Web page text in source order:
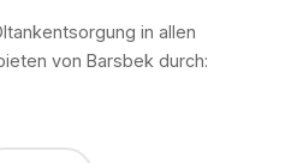
in allen
von Barsbek durch: